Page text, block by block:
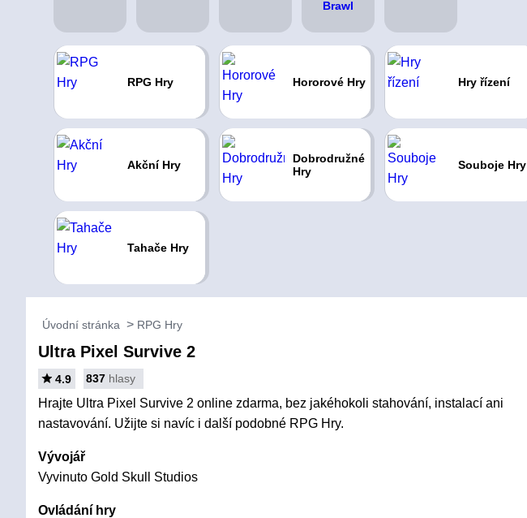
RPG Hry Hororové Hry Hry řízení
Akční Hry
Dobrodružné
Hry
Souboje Hry
Tahače Hry
Úvodní stránka RPG Hry
Ultra Pixel Survive 2
4.9 837 hlasy
Hrajte Ultra Pixel Survive 2 online zdarma, bez jakéhokoli stahování, instalací ani
nastavování. Užijte si navíc i další podobné RPG Hry.
Vývojář
Vyvinuto Gold Skull Studios
Ovládání hry